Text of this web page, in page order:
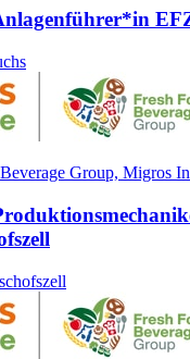
Group, Migros